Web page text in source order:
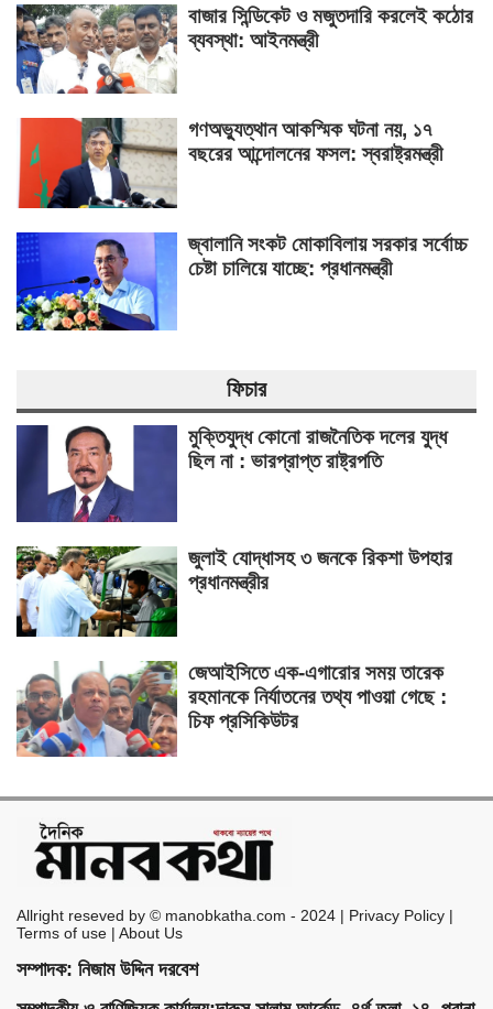
বাজার সিন্ডিকেট ও মজুতদারি করলেই কঠোর
ব্যবস্থা: আইনমন্ত্রী
গণঅভ্যুত্থান আকস্মিক ঘটনা নয়, ১৭
বছরের আন্দোলনের ফসল: স্বরাষ্ট্রমন্ত্রী
জ্বালানি সংকট মোকাবিলায় সরকার সর্বোচ্চ
চেষ্টা চালিয়ে যাচ্ছে: প্রধানমন্ত্রী
ফিচার
মুক্তিযুদ্ধ কোনো রাজনৈতিক দলের যুদ্ধ
ছিল না : ভারপ্রাপ্ত রাষ্ট্রপতি
জুলাই যোদ্ধাসহ ৩ জনকে রিকশা উপহার
প্রধানমন্ত্রীর
জেআইসিতে এক-এগারোর সময় তারেক
রহমানকে নির্যাতনের তথ্য পাওয়া গেছে :
চিফ প্রসিকিউটর
Allright reseved by © manobkatha.com - 2024 | Privacy Policy |
Terms of use | About Us
সম্পাদক: নিজাম উদ্দিন দরবেশ